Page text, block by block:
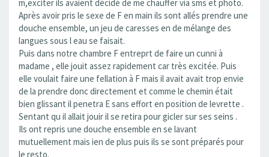
m,exciter ils avaient décidé de me chauffer via sms et photo.
Après avoir pris le sexe de F en main ils sont allés prendre une
douche ensemble, un jeu de caresses en de mélange des
langues sous l eau se faisait.
Puis dans notre chambre F entreprt de faire un cunni à
madame , elle jouit assez rapidement car très excitée. Puis
elle voulait faire une fellation à F mais il avait avait trop envie
de la prendre donc directement et comme le chemin était
bien glissant il penetra E sans effort en position de levrette .
Sentant qu il allait jouir il se retira pour gicler sur ses seins .
Ils ont repris une douche ensemble en se lavant
mutuellement mais ien de plus puis ils se sont préparés pour
le resto.